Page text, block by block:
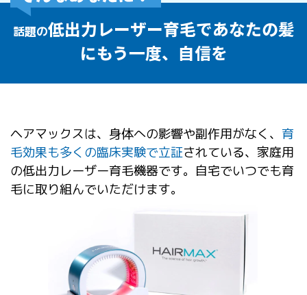
話題の低出力レーザー育毛であなたの髪
にもう一度、自信を
ヘアマックスは、身体への影響や副作用がなく、 育
毛効果も多くの臨床実験で立証されている、家庭用
の低出力レーザー育毛機器です。自宅でいつでも育
毛に取り組んでいただけます。